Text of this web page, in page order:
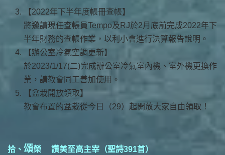
【2022年下半年度帳冊查帳】
將邀請現任查帳員Tempo及RJ於2月底前完成2022年下
半年財務的查帳作業，以利小會進行決算報告說明。
【辦公室冷氣空調更新】
於2023/1/17(二)完成辦公室冷氣室內機、室外機更換作
業，請教會同工善加使用。
【盆栽開放領取】
教會布置的盆栽從今日（29）起開放大家自由領取！
拾、 頌榮 讚美至高主宰（聖詩391首）